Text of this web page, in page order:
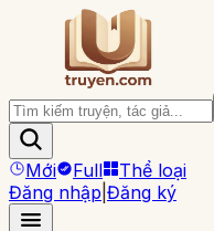
Mới Full
Thể loại
Đăng nhập Đăng ký